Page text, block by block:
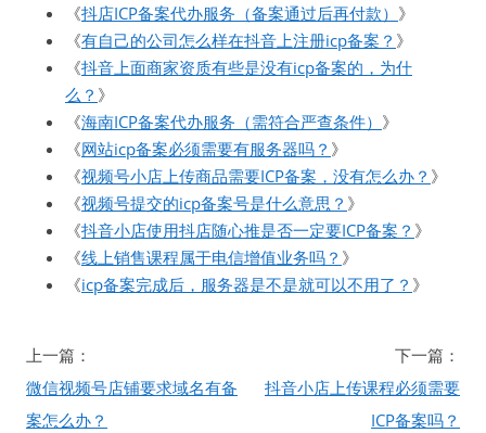
《抖店ICP备案代办服务（备案通过后再付款） 》
《有自己的公司怎么样在抖音上注册icp备案？ 》
《抖音上面商家资质有些是没有icp备案的，为什
么？ 》
《海南ICP备案代办服务（需符合严查条件） 》
《网站icp备案必须需要有服务器吗？ 》
《视频号小店上传商品需要ICP备案，没有怎么办？ 》
《视频号提交的icp备案号是什么意思？ 》
《抖音小店使用抖店随心推是否一定要ICP备案？ 》
《线上销售课程属于电信增值业务吗？ 》
《icp备案完成后，服务器是不是就可以不用了？ 》
文
章
导
上一篇：
微信视频号店铺要求域名有备
案怎么办？
下一篇：
抖音小店上传课程必须需要
ICP备案吗？